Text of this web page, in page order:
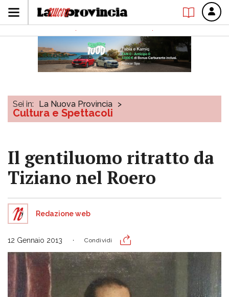
Sei in: La Nuova Provincia >
Cultura e Spettacoli
Il gentiluomo ritratto da
Tiziano nel Roero
Redazione web
12 Gennaio 2013 Condividi